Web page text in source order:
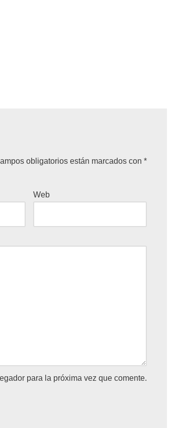
obligatorios están marcados con *
Web
para la próxima vez que comente.